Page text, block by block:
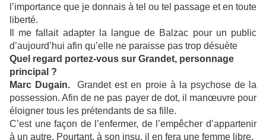
l’importance que je donnais à tel ou tel passage et en toute
liberté.
Il me fallait adapter la langue de Balzac pour un public
d’aujourd’hui afin qu’elle ne paraisse pas trop désuète
Quel regard portez-vous sur Grandet, personnage
principal ?
Marc Dugain. Grandet est en proie à la psychose de la
possession. Afin de ne pas payer de dot, il manœuvre pour
éloigner tous les prétendants de sa fille.
C’est une façon de l’enfermer, de l’empêcher d’appartenir
à un autre. Pourtant, à son insu, il en fera une femme libre.